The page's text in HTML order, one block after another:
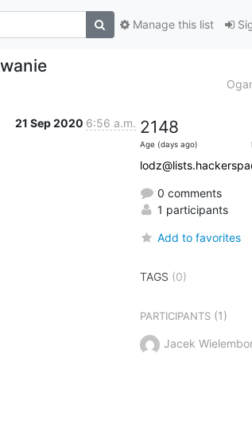
Manage this list
21 Sep 2020 6:56 a.m. 2148
Age (days ago)
0 comments
1 participants
Add to favorites
TAGS (0)
PARTICIPANTS(1)
Jacek